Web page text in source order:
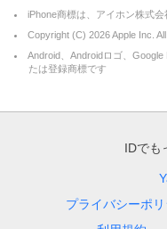
iPhone商標は、アイホン株式
Copyright (C) 2026Apple Inc.
Android、Androidロゴ、
たは登録商標です
IDでも
プライバシーポ